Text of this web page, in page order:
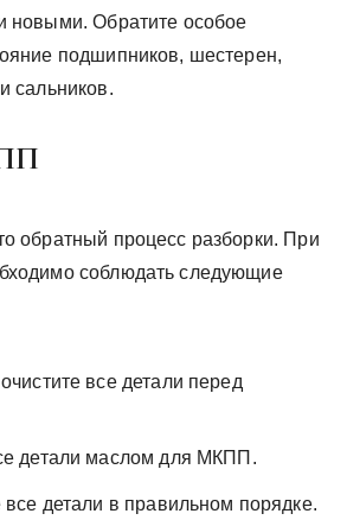
новыми. Обратите особое
подшипников, шестерен,
сальников.
обратный процесс разборки. При
соблюдать следующие
все детали перед
детали маслом для МКПП.
все детали в правильном порядке.